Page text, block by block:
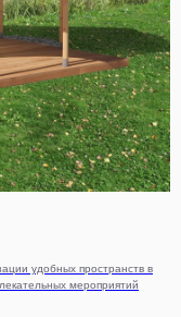
удобных пространств в
мероприятий